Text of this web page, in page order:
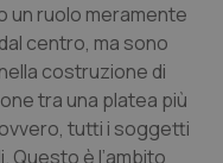
un ruolo meramente
centro, ma sono
costruzione di
tra una platea più
tutti i soggetti
Questo è l’ambito